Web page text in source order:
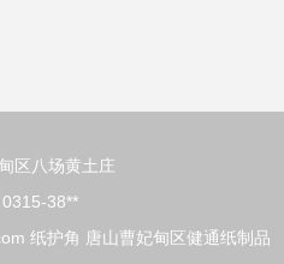
区八场黄土庄
38**
纸护角 唐山曹妃甸区健通纸制品